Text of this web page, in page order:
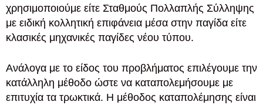
χρησιμοποιούμε είτε Σταθμούς Πολλαπλής Σύλληψης
με ειδική κολλητική επιφάνεια μέσα στην παγίδα είτε
κλασικές μηχανικές παγίδες νέου τύπου.
Ανάλογα με το είδος του προβλήματος επιλέγουμε την
κατάλληλη μέθοδο ώστε να καταπολεμήσουμε με
επιτυχία τα τρωκτικά. Η μέθοδος καταπολέμησης είναι